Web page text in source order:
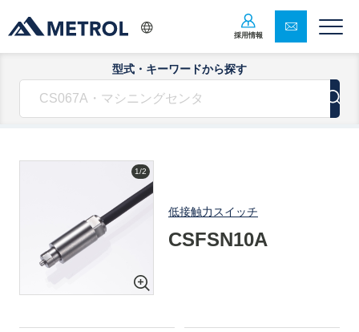
採用情報
型式・キーワードから探す
1/2
低接触力スイッチ
CSFSN10A